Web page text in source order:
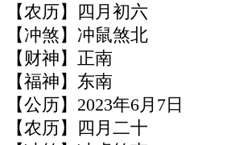
【农历】四月初六
【冲煞】冲鼠煞北
【财神】正南
【福神】东南
【公历】2023年6月7日
【农历】四月二十